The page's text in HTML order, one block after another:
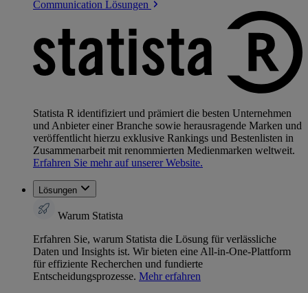
Communication Lösungen
Statista R identifiziert und prämiert die besten Unternehmen
und Anbieter einer Branche sowie herausragende Marken und
veröffentlicht hierzu exklusive Rankings und Bestenlisten in
Zusammenarbeit mit renommierten Medienmarken weltweit.
Erfahren Sie mehr auf unserer Website.
Lösungen
Warum Statista
Erfahren Sie, warum Statista die Lösung für verlässliche
Daten und Insights ist. Wir bieten eine All-in-One-Plattform
für effiziente Recherchen und fundierte
Entscheidungsprozesse. Mehr erfahren